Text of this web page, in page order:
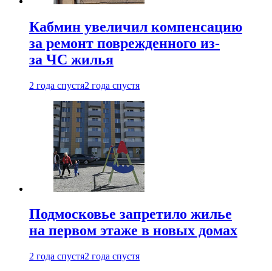
Кабмин увеличил компенсацию
за ремонт поврежденного из-
за ЧС жилья
2 года спустя2 года спустя
Подмосковье запретило жилье
на первом этаже в новых домах
2 года спустя2 года спустя